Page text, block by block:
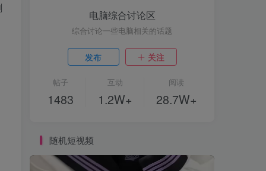
电脑综合讨论区
综合讨论一些电脑相关的话题
发布 关注
帖子
1483
互动
1.2W+
阅读
28.7W+
随机短视频